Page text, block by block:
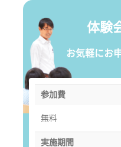
体験
お気軽にお
参加費
無料
実施期間